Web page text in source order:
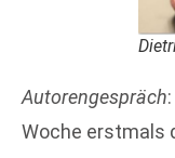
Autorengespräch
Woche erstmals